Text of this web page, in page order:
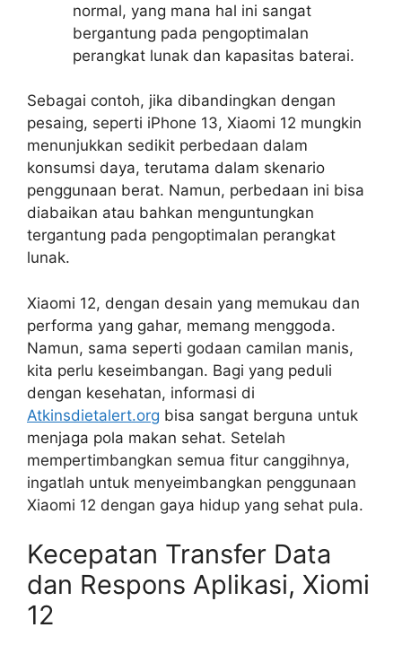
normal, yang mana hal ini sangat
bergantung pada pengoptimalan
perangkat lunak dan kapasitas baterai.
Sebagai contoh, jika dibandingkan dengan
pesaing, seperti iPhone 13, Xiaomi 12 mungkin
menunjukkan sedikit perbedaan dalam
konsumsi daya, terutama dalam skenario
penggunaan berat. Namun, perbedaan ini bisa
diabaikan atau bahkan menguntungkan
tergantung pada pengoptimalan perangkat
lunak.
Xiaomi 12, dengan desain yang memukau dan
performa yang gahar, memang menggoda.
Namun, sama seperti godaan camilan manis,
kita perlu keseimbangan. Bagi yang peduli
dengan kesehatan, informasi di
Atkinsdietalert.org bisa sangat berguna untuk
menjaga pola makan sehat. Setelah
mempertimbangkan semua fitur canggihnya,
ingatlah untuk menyeimbangkan penggunaan
Xiaomi 12 dengan gaya hidup yang sehat pula.
Kecepatan Transfer Data
dan Respons Aplikasi, Xiomi
12